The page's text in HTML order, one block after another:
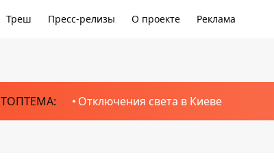
Треш Пресс-релизы О проекте Реклама
ТОПТЕМА: Отключения света в Киеве